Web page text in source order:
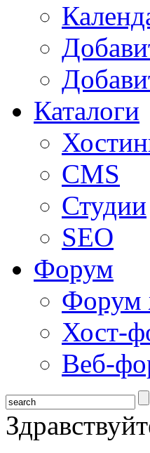
Каталоги
CMS
Студии
SEO
Форум
Форум
Хост-
Веб-